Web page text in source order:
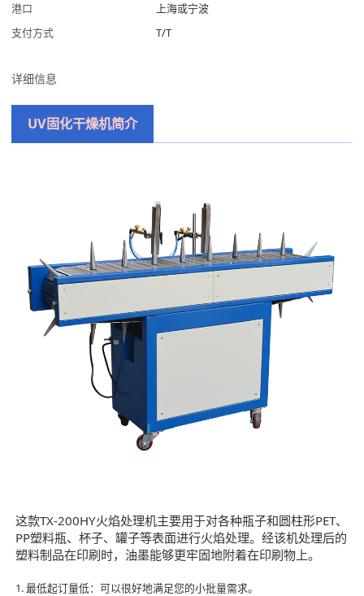
港口
上海或宁波
支付方式
T/T
详细信息
UV固化干燥机简介
这款TX-200HY火焰处理机主要用于对各种瓶子和圆柱形PET、
PP塑料瓶、杯子、罐子等表面进行火焰处理。经该机处理后的
塑料制品在印刷时，油墨能够更牢固地附着在印刷物上。
1. 最低起订量低：可以很好地满足您的小批量需求。